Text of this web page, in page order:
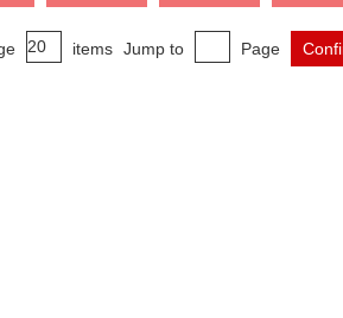
items Jump to Page